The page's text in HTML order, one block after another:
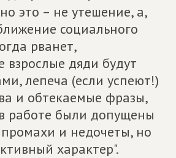
это – не утешение, а,
социального
рванет,
взрослые дяди будут
лепеча (если успеют!)
и обтекаемые фразы,
работе были допущены
и недочеты, но
характер".